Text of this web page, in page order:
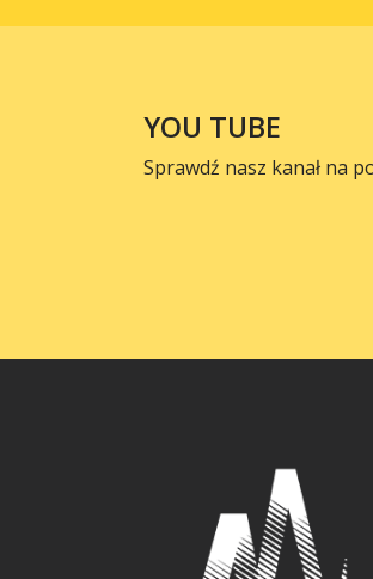
YOU TUBE
Sprawdź nasz kanał na